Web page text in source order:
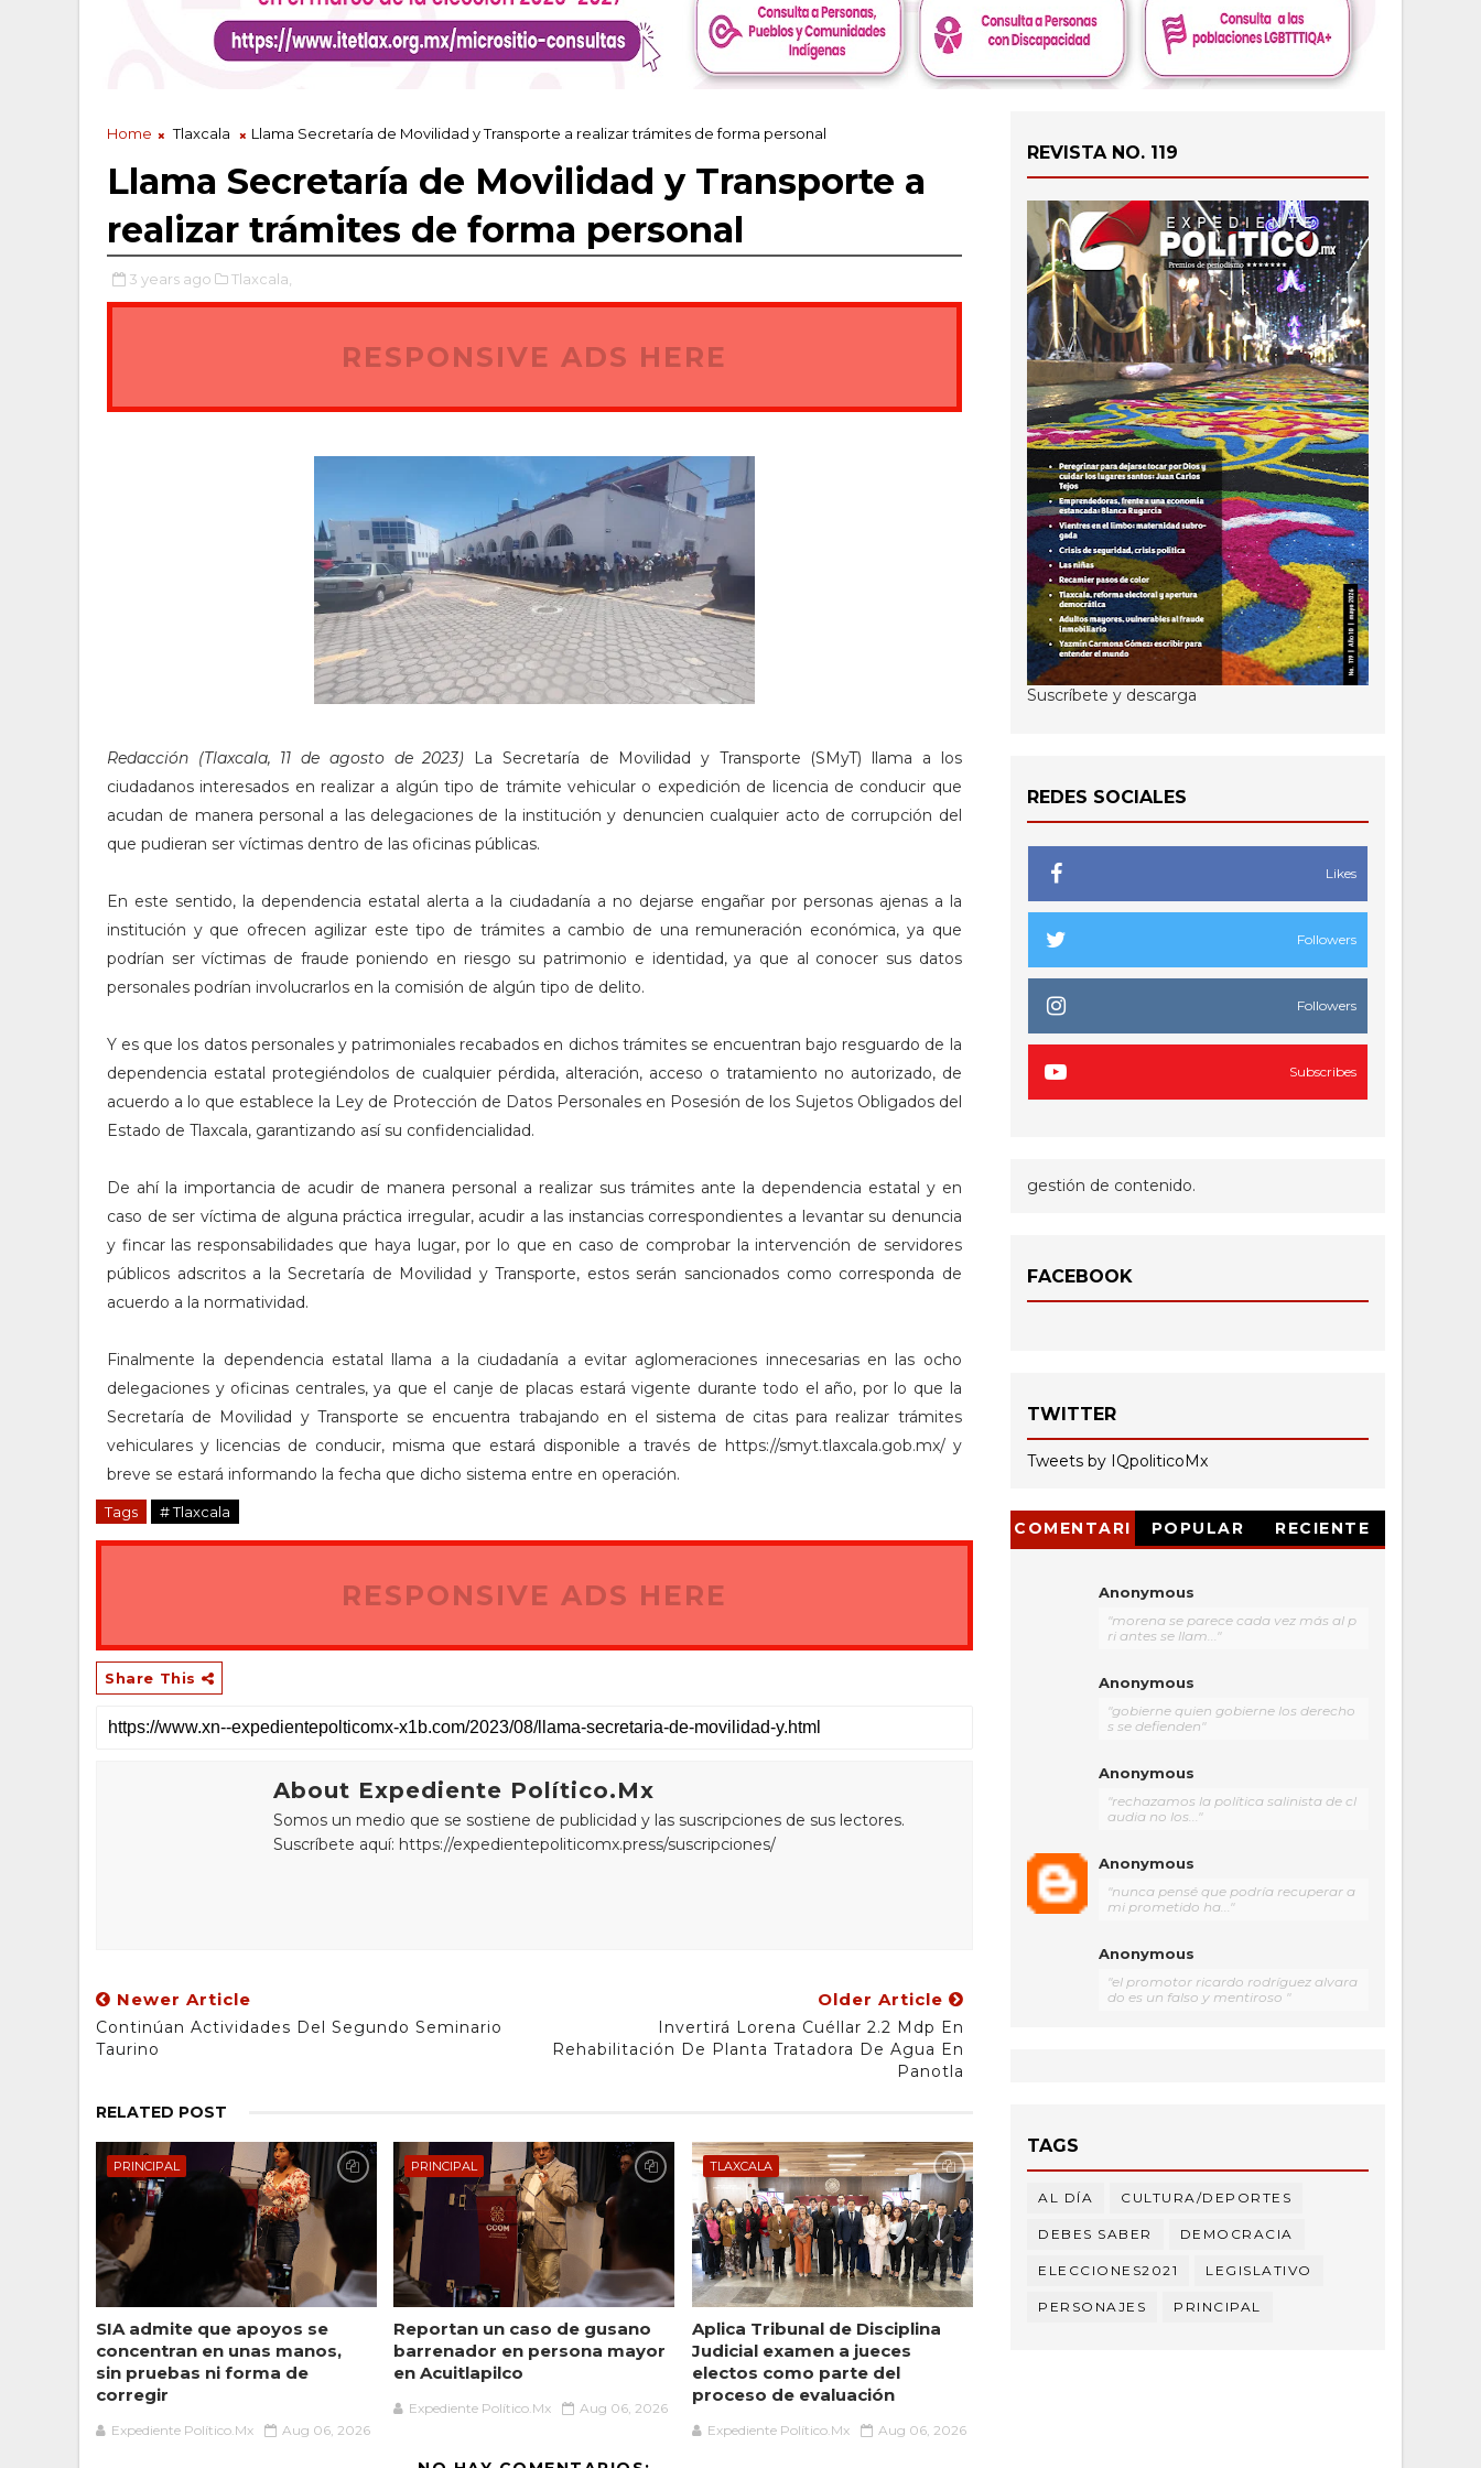
Home Tlaxcala Llama Secretaría de Movilidad y Transporte a realizar trámites de forma personal
Llama Secretaría de Movilidad y Transporte a
realizar trámites de forma personal
3 years ago Tlaxcala,
RESPONSIVE ADS HERE
Redacción (Tlaxcala, 11 de agosto de 2023)
La Secretaría de Movilidad y Transporte (SMyT) llama a los
ciudadanos interesados en realizar a algún tipo de trámite vehicular o expedición de licencia de conducir que
acudan de manera personal a las delegaciones de la institución y denuncien cualquier acto de corrupción del
que pudieran ser víctimas dentro de las oficinas públicas.
En este sentido, la dependencia estatal alerta a la ciudadanía a no dejarse engañar por personas ajenas a la
institución y que ofrecen agilizar este tipo de trámites a cambio de una remuneración económica, ya que
podrían ser víctimas de fraude poniendo en riesgo su patrimonio e identidad, ya que al conocer sus datos
personales podrían involucrarlos en la comisión de algún tipo de delito.
Y es que los datos personales y patrimoniales recabados en dichos trámites se encuentran bajo resguardo de la
dependencia estatal protegiéndolos de cualquier pérdida, alteración, acceso o tratamiento no autorizado, de
acuerdo a lo que establece la Ley de Protección de Datos Personales en Posesión de los Sujetos Obligados del
Estado de Tlaxcala, garantizando así su confidencialidad.
De ahí la importancia de acudir de manera personal a realizar sus trámites ante la dependencia estatal y en
caso de ser víctima de alguna práctica irregular, acudir a las instancias correspondientes a levantar su denuncia
y fincar las responsabilidades que haya lugar, por lo que en caso de comprobar la intervención de servidores
públicos adscritos a la Secretaría de Movilidad y Transporte, estos serán sancionados como corresponda de
acuerdo a la normatividad.
Finalmente la dependencia estatal llama a la ciudadanía a evitar aglomeraciones innecesarias en las ocho
delegaciones y oficinas centrales, ya que el canje de placas estará vigente durante todo el año, por lo que la
Secretaría de Movilidad y Transporte se encuentra trabajando en el sistema de citas para realizar trámites
vehiculares y licencias de conducir, misma que estará disponible a través de https://smyt.tlaxcala.gob.mx/ y
breve se estará informando la fecha que dicho sistema entre en operación.
Tags # Tlaxcala
RESPONSIVE ADS HERE
Share This
About Expediente Político.Mx
Somos un medio que se sostiene de publicidad y las suscripciones de sus lectores.
Suscríbete aquí: https://expedientepoliticomx.press/suscripciones/
Newer Article
Continúan Actividades Del Segundo Seminario
Taurino
Older Article
Invertirá Lorena Cuéllar 2.2 Mdp En
Rehabilitación De Planta Tratadora De Agua En
Panotla
RELATED POST
PRINCIPAL
SIA admite que apoyos se
concentran en unas manos,
sin pruebas ni forma de
corregir
Expediente Político.Mx Aug 06, 2026
PRINCIPAL
Reportan un caso de gusano
barrenador en persona mayor
en Acuitlapilco
Expediente Político.Mx Aug 06, 2026
TLAXCALA
Aplica Tribunal de Disciplina
Judicial examen a jueces
electos como parte del
proceso de evaluación
Expediente Político.Mx Aug 06, 2026
REVISTA NO. 119
Suscríbete y descarga
REDES SOCIALES
Likes
Followers
Followers
Subscribes
gestión de contenido.
FACEBOOK
TWITTER
Tweets by IQpoliticoMx
COMENTARI
POPULAR RECIENTE
Anonymous
"morena se parece cada vez más al p
ri antes se llam..."
Anonymous
"gobierne quien gobierne los derecho
s se defienden"
Anonymous
"rechazamos la política salinista de cl
audia no los..."
Anonymous
"nunca pensé que podría recuperar a
mi prometido ha..."
Anonymous
"el promotor ricardo rodríguez alvara
do es un falso y mentiroso "
TAGS
AL DÍA CULTURA/DEPORTES
DEBES SABER DEMOCRACIA
ELECCIONES2021 LEGISLATIVO
PERSONAJES PRINCIPAL